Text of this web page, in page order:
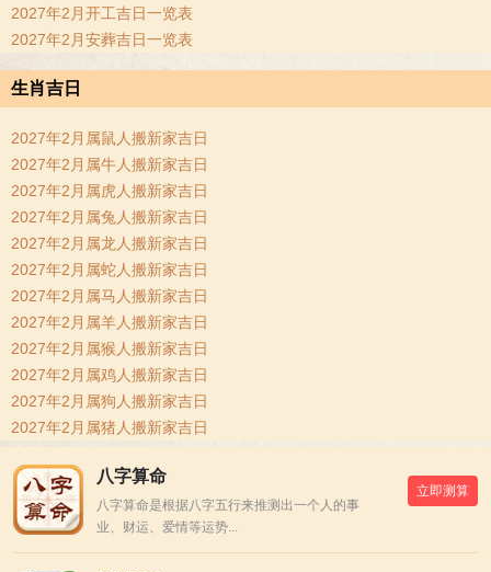
2027年2月开工吉日一览表
2027年2月安葬吉日一览表
生肖吉日
2027年2月属鼠人搬新家吉日
2027年2月属牛人搬新家吉日
2027年2月属虎人搬新家吉日
2027年2月属兔人搬新家吉日
2027年2月属龙人搬新家吉日
2027年2月属蛇人搬新家吉日
2027年2月属马人搬新家吉日
2027年2月属羊人搬新家吉日
2027年2月属猴人搬新家吉日
2027年2月属鸡人搬新家吉日
2027年2月属狗人搬新家吉日
2027年2月属猪人搬新家吉日
八字算命
八字算命是根据八字五行来推测出一个人的事
业、财运、爱情等运势...
立即测算